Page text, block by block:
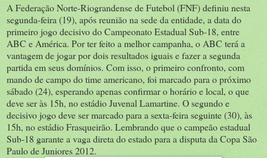
A Federação Norte-Riograndense de Futebol (FNF) definiu nesta
segunda-feira (19), após reunião na sede da entidade, a data do
primeiro jogo decisivo do Campeonato Estadual Sub-18, entre
ABC e América. Por ter feito a melhor campanha, o ABC terá a
vantagem de jogar por dois resultados iguais e fazer a segunda
partida em seus domínios. Com isso, o primeiro confronto, com
mando de campo do time americano, foi marcado para o próximo
sábado (24), esperando apenas confirmar o horário e local, o que
deve ser às 15h, no estádio Juvenal Lamartine. O segundo e
decisivo jogo deve ser marcado para a sexta-feira seguinte (30), às
15h, no estádio Frasqueirão. Lembrando que o campeão estadual
Sub-18 garante a vaga direta do estado para a disputa da Copa São
Paulo de Juniores 2012.